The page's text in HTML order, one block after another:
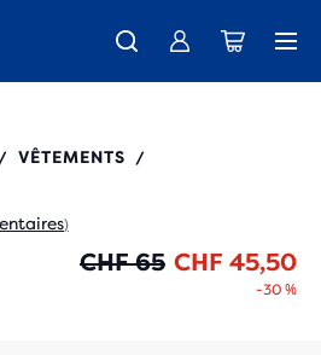
est là - Acheter Femme Homme
Cascadia - Acheter maintenant
les achats de plus de CHF 100
/ VÊTEMENTS
/
)
CHF 65 CHF 45,50
-30 %